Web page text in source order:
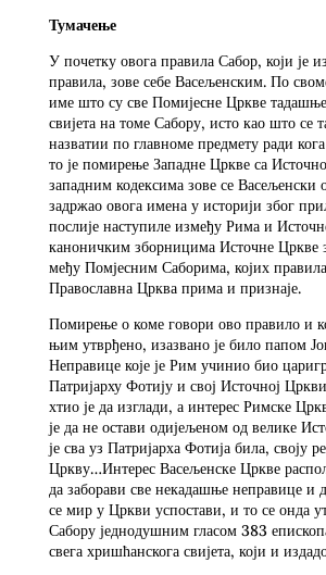
Тумачење
У почетку овога правила Сабор, који је
правила, зове себе Васељенским. По
име што су све Помијесне Цркве
свијета на томе Сабору, исто као што се
назватии по главноме предмету ради
то је помирење Западне Цркве са
западним кодексима зове се Васељенски
задржао овога имена у историји због
послије наступиле између Рима и
каноничким зборницима Источне Цркве
међу Помјесним Саборима, којих
Православна Црква прима и признаје.
Помирење о коме говори ово правило и
њим утврђено, изазвано је било папом
Неправице које је Рим учинио био
Патријарху Фотију и свој Источној
хтио је да изглади, а интерес Римске
је да не остави одијељеном од велике
је сва уз Патријарха Фотија била, своју
Цркву…Интерес Васељенске Цркве
да заборави све некадашње неправице и
се мир у Цркви успостави, и то се онда
Сабору једнодушним гласом 383
свега хришћанскога свијета, који и